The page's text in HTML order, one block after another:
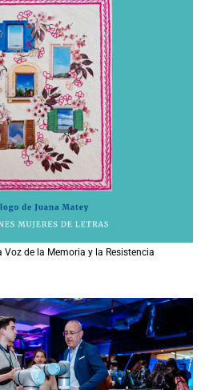
Voz de la Memoria y la Resistencia